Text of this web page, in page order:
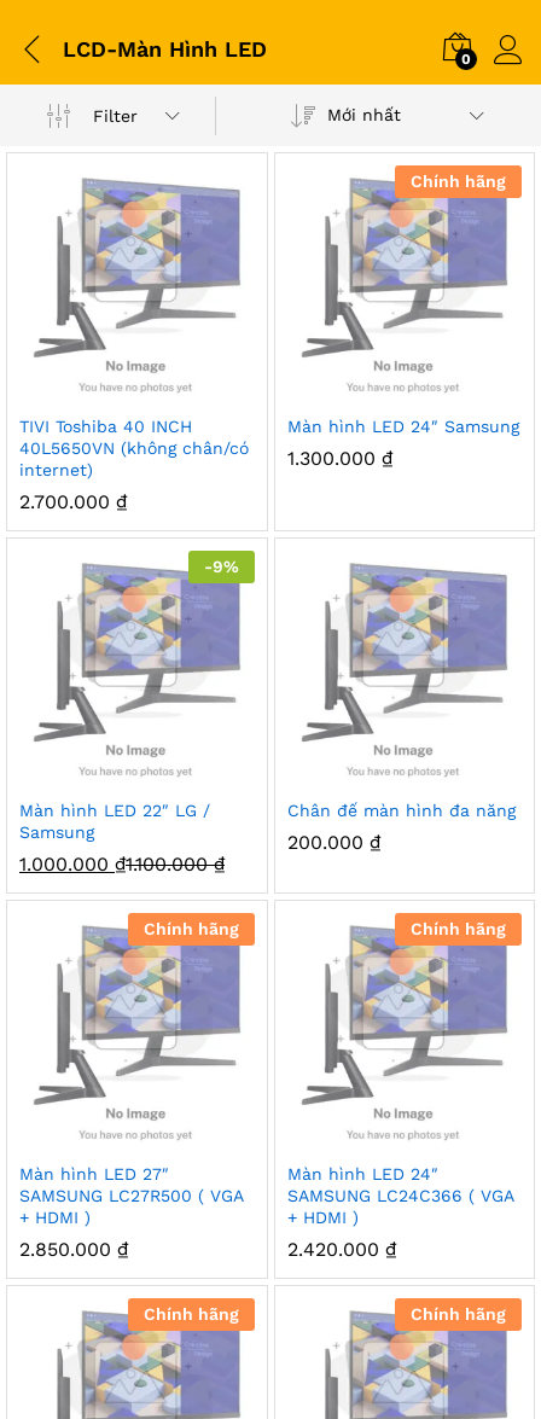
LCD-Màn Hình LED 0
Filter Mới nhất
TIVI Toshiba 40 INCH
40L5650VN (không chân/có
internet)
2.700.000 ₫
Chính hãng
Màn hình LED 24″ Samsung
1.300.000 ₫
-9%
Màn hình LED 22″ LG /
Samsung
1.000.000 ₫1.100.000₫
Chân đế màn hình đa năng
200.000 ₫
Chính hãng
Màn hình LED 27″
SAMSUNG LC27R500 ( VGA
+ HDMI )
2.850.000 ₫
Chính hãng
Màn hình LED 24″
SAMSUNG LC24C366 ( VGA
+ HDMI )
2.420.000 ₫
Chính hãng Chính hãng